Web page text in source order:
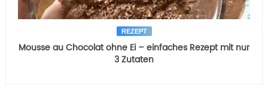
REZEPT
Mousse au Chocolat ohne Ei – einfaches Rezept mit nur
3 Zutaten